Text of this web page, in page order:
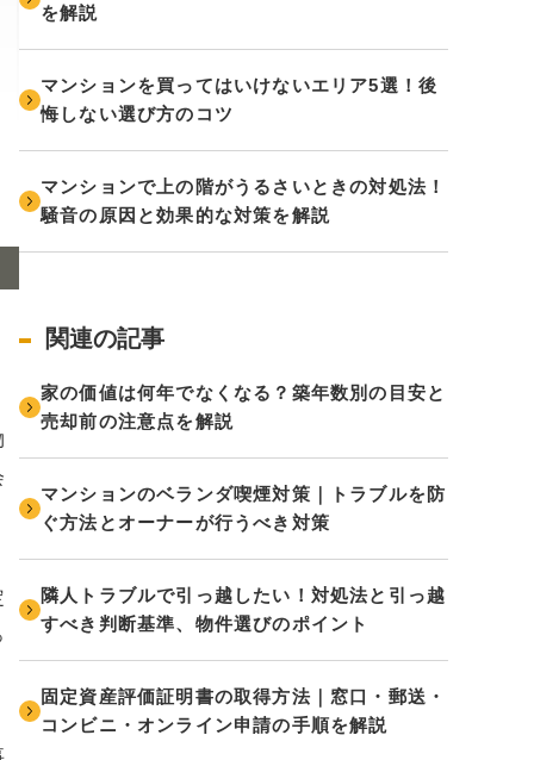
を解説
マンションを買ってはいけないエリア5選！後
悔しない選び方のコツ
マンションで上の階がうるさいときの対処法！
騒音の原因と効果的な対策を解説
関連の記事
家の価値は何年でなくなる？築年数別の目安と
売却前の注意点を解説
マンションのベランダ喫煙対策｜トラブルを防
ぐ方法とオーナーが行うべき対策
隣人トラブルで引っ越したい！対処法と引っ越
すべき判断基準、物件選びのポイント
固定資産評価証明書の取得方法｜窓口・郵送・
コンビニ・オンライン申請の手順を解説